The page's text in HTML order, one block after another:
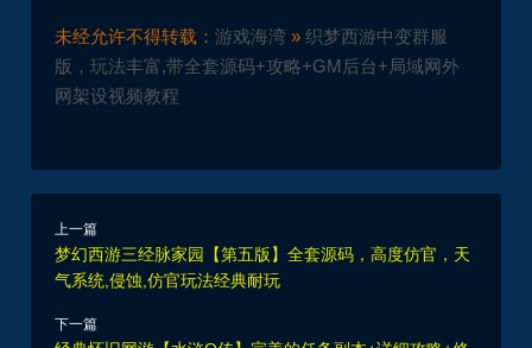
未经允许不得转载：游戏海湾 »织梦西游中变群服
版，玩法丰富,带全套源码+攻略+GM后台+局域网外
网架设视频教程
上一篇
梦幻西游三经脉家园【第五版】全套源码，高度仿官，天
气系统,侵蚀,仿官玩法经典耐玩
下一篇